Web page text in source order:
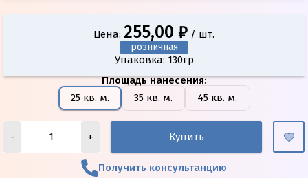
Цена: 255,00 ₽ / шт.
розничная
Упаковка: 130гр
Площадь нанесения:
25 кв. м.
35 кв. м. 45 кв. м.
- + Купить
Получить консультанцию